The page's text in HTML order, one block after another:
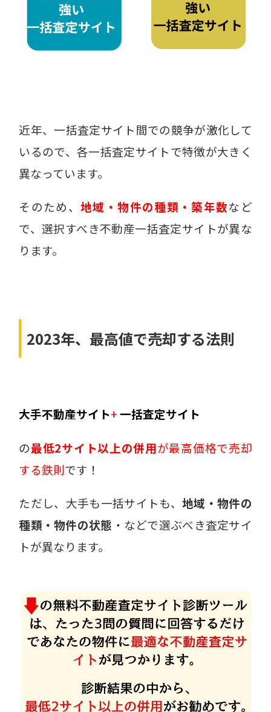
近年、一括査定サイト間での競争が激化して
いるので、各一括査定サイトで特徴が大きく
異なっています。
そのため、地域・物件の種類・築年数など
で、選択すべき不動産一括査定サイトが異な
ります。
2023年、最高値で売却する法則
大手不動産サイト+一括査定サイト
の最低2サイト以上の併用が最高価格で売却
する鉄則です！
ただし、大手も一括サイトも、 地域・物件の
種類・物件の状態 ・などで選ぶべき査定サイ
トが異なります。